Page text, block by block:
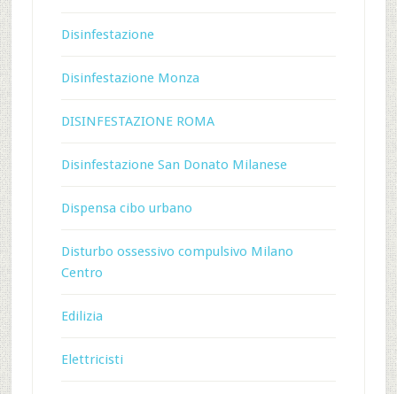
Disinfestazione
Disinfestazione Monza
DISINFESTAZIONE ROMA
Disinfestazione San Donato Milanese
Dispensa cibo urbano
Disturbo ossessivo compulsivo Milano
Centro
Edilizia
Elettricisti